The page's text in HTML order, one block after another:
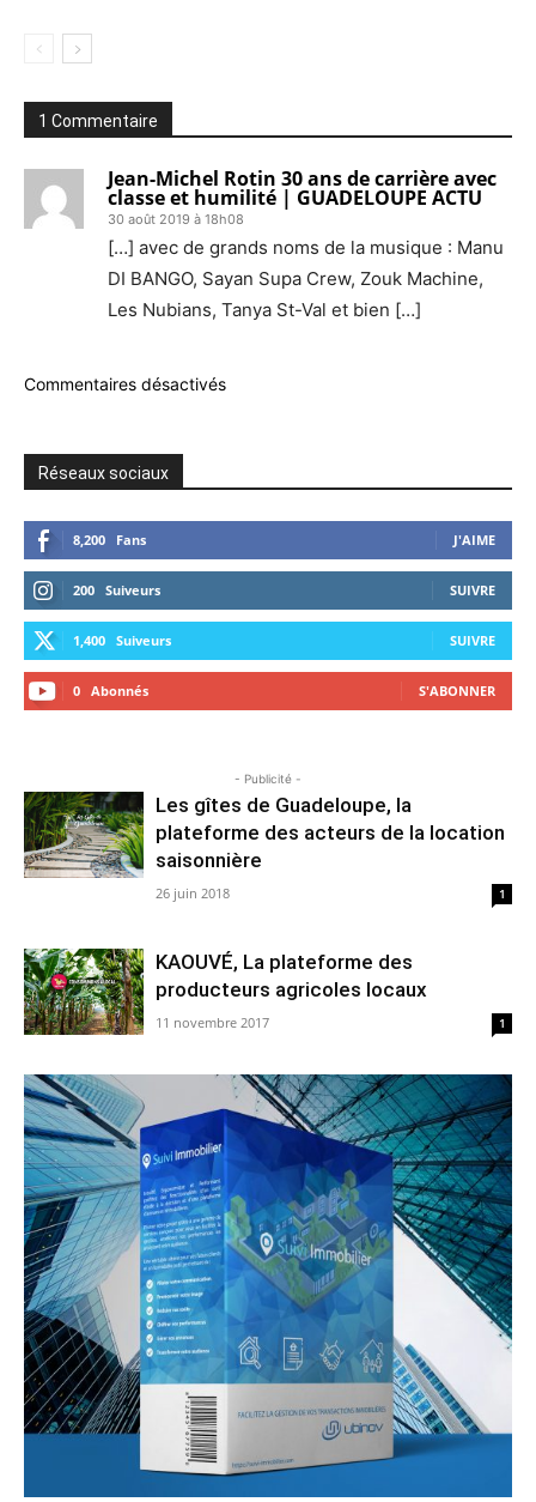
1 Commentaire
Jean-Michel Rotin 30 ans de carrière avec
classe et humilité | GUADELOUPE ACTU
30 août 2019 à 18h08
[…] avec de grands noms de la musique : Manu
DI BANGO, Sayan Supa Crew, Zouk Machine,
Les Nubians, Tanya St-Val et bien […]
Commentaires désactivés
Réseaux sociaux
8,200 Fans J'AIME
200 Suiveurs SUIVRE
1,400 Suiveurs SUIVRE
0 Abonnés S'ABONNER
- Publicité -
Les gîtes de Guadeloupe, la
plateforme des acteurs de la location
saisonnière
26 juin 2018 1
KAOUVÉ, La plateforme des
producteurs agricoles locaux
11 novembre 2017 1